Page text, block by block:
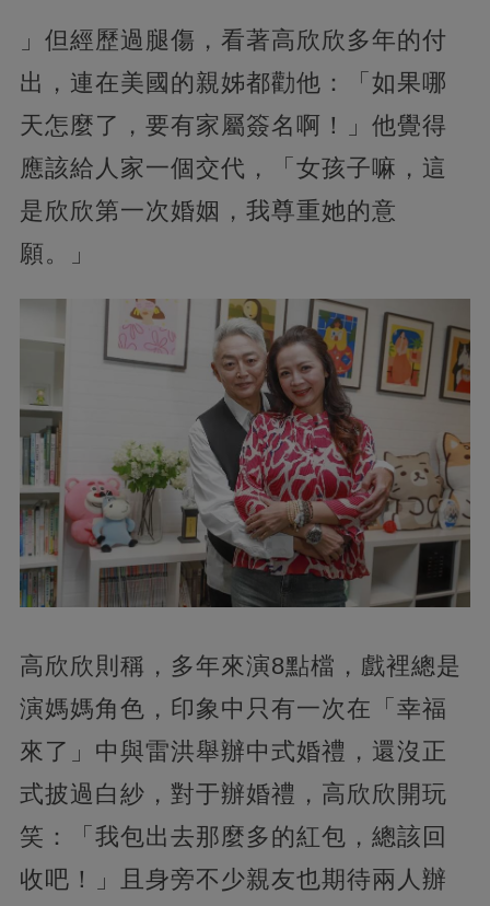
」但經歷過腿傷，看著高欣欣多年的付
出，連在美國的親姊都勸他：「如果哪
天怎麼了，要有家屬簽名啊！」他覺得
應該給人家一個交代，「女孩子嘛，這
是欣欣第一次婚姻，我尊重她的意
願。」
高欣欣則稱，多年來演8點檔，戲裡總是
演媽媽角色，印象中只有一次在「幸福
來了」中與雷洪舉辦中式婚禮，還沒正
式披過白紗，對于辦婚禮，高欣欣開玩
笑：「我包出去那麼多的紅包，總該回
收吧！」且身旁不少親友也期待兩人辦